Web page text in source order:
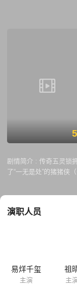
剧情简介 : 传奇五灵锁
了“一无是处”的猪猪侠
怕的黑衣人，他的目标
演职人员
易烊千玺
主演
祖
主